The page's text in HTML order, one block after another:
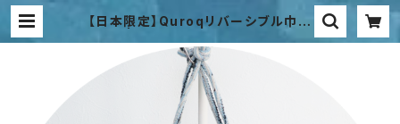
【日本限定】Quroqリバーシブル巾着